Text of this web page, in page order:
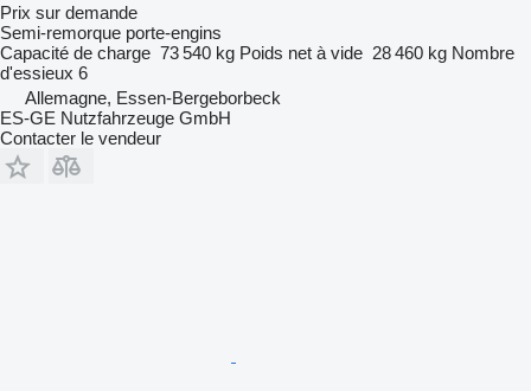
Prix sur demande
Semi-remorque porte-engins
Capacité de charge 73 540 kg Poids net à vide 28 460 kg Nombre
d'essieux 6
Allemagne, Essen-Bergeborbeck
ES-GE Nutzfahrzeuge GmbH
Contacter le vendeur